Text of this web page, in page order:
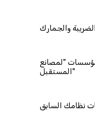
والضريبة والجمارك
المؤسسات "لمصانع
المستقبل"
بيانات نظامك السابق